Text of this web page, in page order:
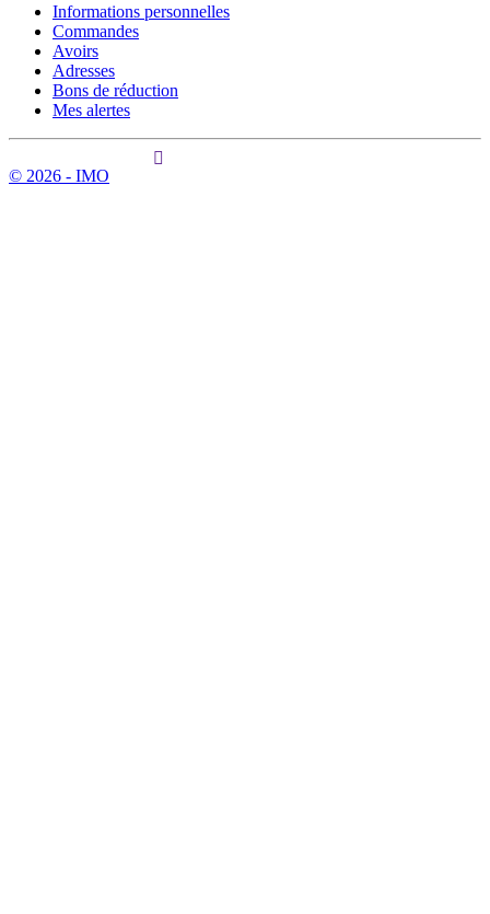
Informations personnelles
Commandes
Avoirs
Adresses
Bons de réduction
Mes alertes
© 2026 - IMO